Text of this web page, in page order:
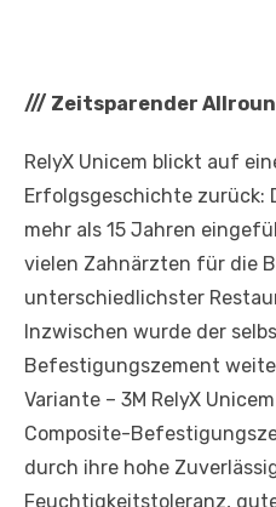
/// Zeitsparender
RelyX Unicem blickt auf
Erfolgsgeschichte zurück:
mehr als 15 Jahren
vielen Zahnärzten für die
unterschiedlichster
Inzwischen wurde der
Befestigungszement
Variante – 3M RelyX
Composite-
durch ihre hohe
Feuchtigkeitstoleranz,